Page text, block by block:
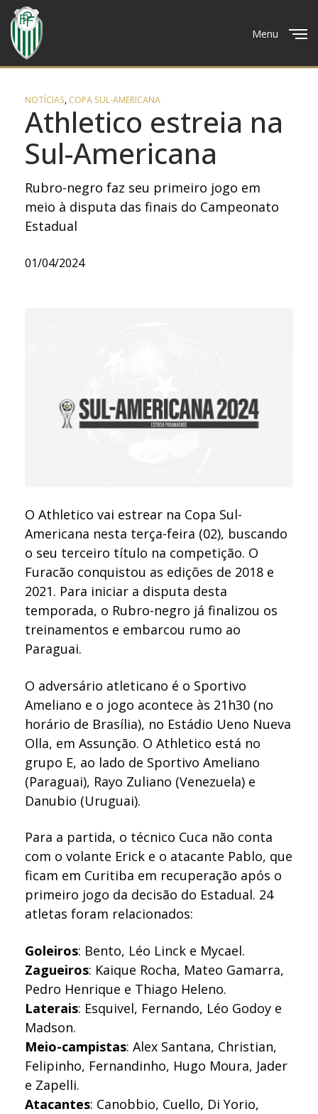
Menu
NOTÍCIAS,COPA SUL-AMERICANA
Athletico estreia na
Sul-Americana
Rubro-negro faz seu primeiro jogo em
meio à disputa das finais do Campeonato
Estadual
01/04/2024
O Athletico vai estrear na Copa Sul-
Americana nesta terça-feira (02), buscando
o seu terceiro título na competição. O
Furacão conquistou as edições de 2018 e
2021. Para iniciar a disputa desta
temporada, o Rubro-negro já finalizou os
treinamentos e embarcou rumo ao
Paraguai.
O adversário atleticano é o Sportivo
Ameliano e o jogo acontece às 21h30 (no
horário de Brasília), no Estádio Ueno Nueva
Olla, em Assunção. O Athletico está no
grupo E, ao lado de Sportivo Ameliano
(Paraguai), Rayo Zuliano (Venezuela) e
Danubio (Uruguai).
Para a partida, o técnico Cuca não conta
com o volante Erick e o atacante Pablo, que
ficam em Curitiba em recuperação após o
primeiro jogo da decisão do Estadual. 24
atletas foram relacionados:
Goleiros: Bento, Léo Linck e Mycael.
Zagueiros: Kaique Rocha, Mateo Gamarra,
Pedro Henrique e Thiago Heleno.
Laterais: Esquivel, Fernando, Léo Godoy e
Madson.
Meio-campistas: Alex Santana, Christian,
Felipinho, Fernandinho, Hugo Moura, Jader
e Zapelli.
Atacantes: Canobbio, Cuello, Di Yorio,